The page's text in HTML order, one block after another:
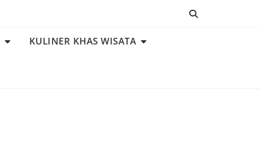
KULINER KHAS WISATA